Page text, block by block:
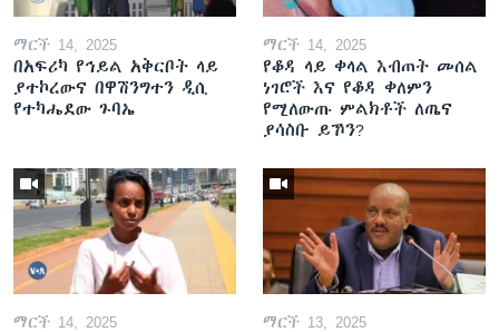
ማርች 14, 2025
በአፍሪካ የኅይል አቅርቦት ላይ
ያተኮረውና በዋሽንግተን ዲሲ
የተካሔደው ጉባኤ
ማርች 14, 2025
የቆዳ ላይ ቀላል እብጠት መሰል
ነገሮች እና የቆዳ ቀለምን
የሚለውጡ ምልክቶች ለጤና
ያሳስቡ ይኾን?
ማርች 14, 2025 ማርች 13, 2025